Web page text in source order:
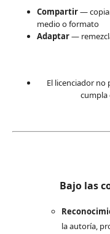
Compartir—
medio o formato
Adaptar—
El licenciador no
cumpla
Bajo las
la autoría,